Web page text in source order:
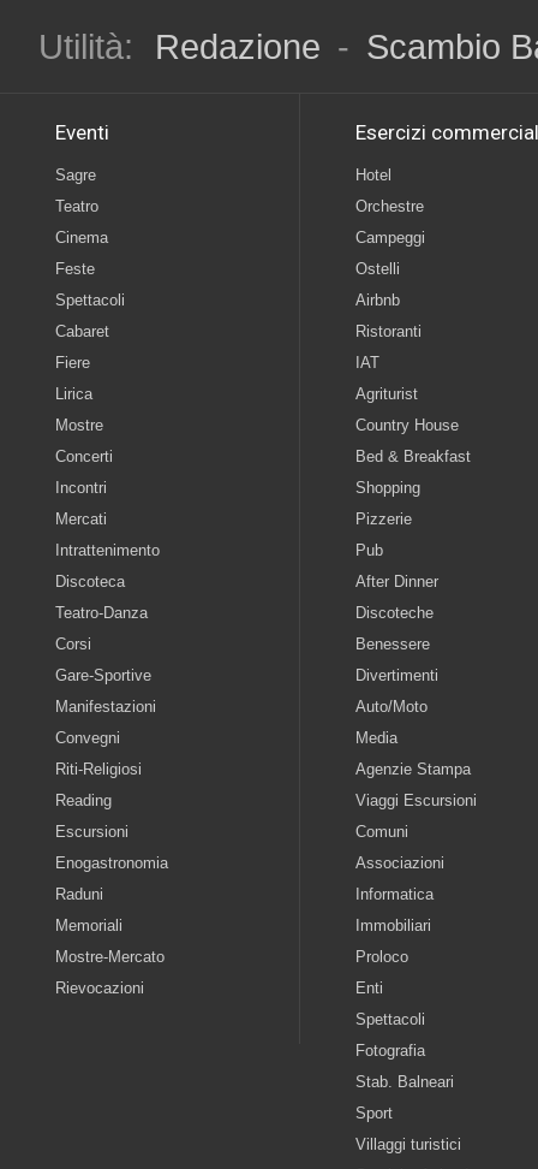
Utilità:
Redazione - Scambio
Eventi
Sagre
Teatro
Cinema
Feste
Spettacoli
Cabaret
Fiere
Lirica
Mostre
Concerti
Incontri
Mercati
Intrattenimento
Discoteca
Teatro-Danza
Corsi
Gare-Sportive
Manifestazioni
Convegni
Riti-Religiosi
Reading
Escursioni
Enogastronomia
Raduni
Memoriali
Mostre-Mercato
Rievocazioni
Esercizi
Hotel
Orchestre
Campeggi
Ostelli
Airbnb
Ristoranti
IAT
Agriturist
Country House
Bed & Breakfast
Shopping
Pizzerie
Pub
After Dinner
Discoteche
Benessere
Divertimenti
Auto/Moto
Media
Agenzie Stampa
Viaggi Escursioni
Comuni
Associazioni
Informatica
Immobiliari
Proloco
Enti
Spettacoli
Fotografia
Stab. Balneari
Sport
Villaggi turistici